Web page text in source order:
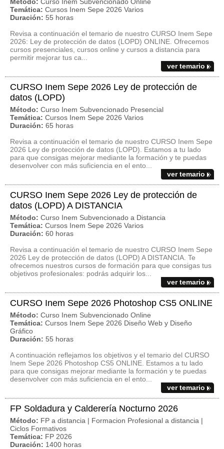
Temática: Cursos Inem Sepe 2026 Varios
Duración: 55 horas
Revisa a continuación el temario de nuestro CURSO Inem Sepe
2026: Ley de protección de datos (LOPD) ONLINE. Ofrecemos
cursos presenciales, cursos online y cursos a distancia para
permitir mejorar tus ca...
ver temario
CURSO Inem Sepe 2026 Ley de protección de
datos (LOPD)
Método: Curso Inem Subvencionado Presencial
Temática: Cursos Inem Sepe 2026 Varios
Duración: 65 horas
Revisa a continuación el temario de nuestro CURSO Inem Sepe
2026 Ley de protección de datos (LOPD). Estamos a tu lado
para que consigas mejorar mediante la formación y te puedas
desenvolver con más suficiencia en el ento...
ver temario
CURSO Inem Sepe 2026 Ley de protección de
datos (LOPD) A DISTANCIA
Método: Curso Inem Subvencionado a Distancia
Temática: Cursos Inem Sepe 2026 Varios
Duración: 60 horas
Revisa a continuación el temario de nuestro CURSO Inem Sepe
2026 Ley de protección de datos (LOPD) A DISTANCIA. Te
ofrecemos nuestros cursos de formación para que consigas tus
objetivos profesionales: podrás adquirir los...
ver temario
CURSO Inem Sepe 2026 Photoshop CS5 ONLINE
Método: Curso Inem Subvencionado Online
Temática: Cursos Inem Sepe 2026 Diseño Web y Diseño
Gráfico
Duración: 55 horas
A continuación reflejamos los objetivos y el temario del CURSO
Inem Sepe 2026 Photoshop CS5 ONLINE. Estamos a tu lado
para que consigas mejorar mediante la formación y te puedas
desenvolver con más suficiencia en el ento...
ver temario
FP Soldadura y Calderería Nocturno 2026
Método: FP a distancia | Formacion Profesional a distancia |
Ciclos Formativos
Temática: FP 2026
Duración: 1400 horas